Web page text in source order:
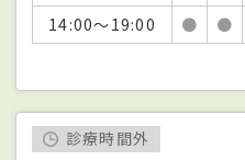
14:00～19:00
● ●
診療時間外